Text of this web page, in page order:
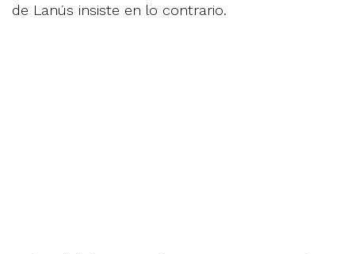
de Lanús insiste en lo contrario.